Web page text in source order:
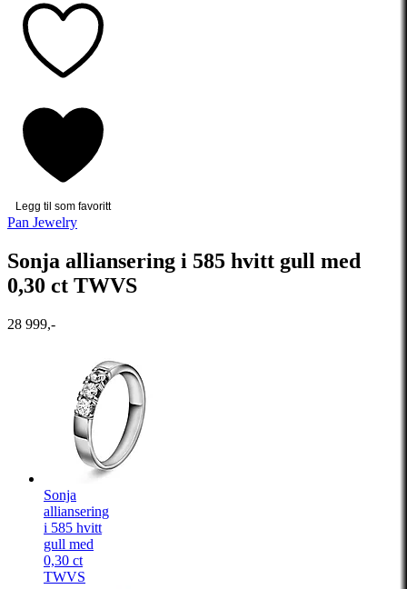
Legg til som favoritt
Pan Jewelry
Sonja alliansering i 585 hvitt gull med
0,30 ct TWVS
28 999,-
Sonja
alliansering
i 585 hvitt
gull med
0,30 ct
TWVS